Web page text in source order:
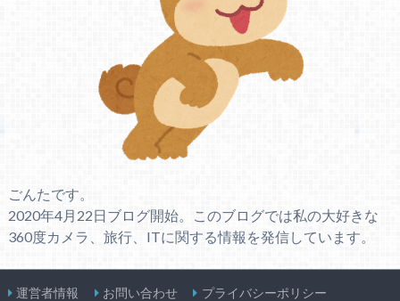
ごんたです。
2020年4月22日ブログ開始。このブログでは私の大好きな
360度カメラ、旅行、ITに関する情報を発信しています。
運営者情報 お問い合わせ プライバシーポリシー